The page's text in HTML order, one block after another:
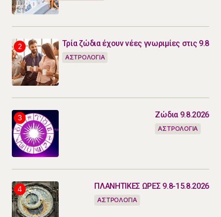
Τρία ζώδια έχουν νέες γνωριμίες στις 9.8
ΑΣΤΡΟΛΟΓΙΑ
Ζώδια 9.8.2026
ΑΣΤΡΟΛΟΓΙΑ
ΠΛΑΝΗΤΙΚΕΣ ΩΡΕΣ 9.8-15.8.2026
ΑΣΤΡΟΛΟΓΙΑ